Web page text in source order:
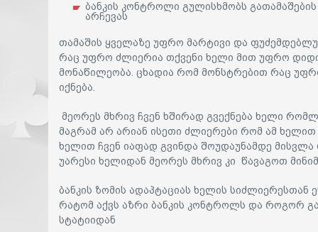
ბანკის კონტროლი გულისხმობს
არჩევას
თამაშის ყველაზე უფრო მარტივი და
რაც უფრო ძლიერია თქვენი ხელი მით უფრო დიდი
მონაწილეობა. ცხადია რომ მონსტრებით რაც
იქნება.
მეორეს მხრივ ჩვენ ხშირად გვექნება ხელი
მაგრამ არ არიან ისეთი ძლიერები რომ ამ
ხელით ჩვენ იაფად გვინდა შოუდაუნამდე
უარესი ხელიდან მეორეს მხრივ კი წავაგოთ
ბანკის ზომის ადაპტაციას ხელის სიძლიერესთან
რატომ აქვს აზრი ბანკის კონტროლს და როგორ
სტატიიდან